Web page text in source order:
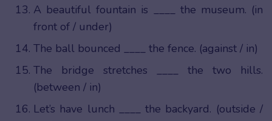
A beautiful fountain is ____ the museum. (in
front of / under)
The ball bounced ____ the fence. (against / in)
The bridge stretches ____ the two hills.
(between / in)
Let’s have lunch ____ the backyard. (outside /